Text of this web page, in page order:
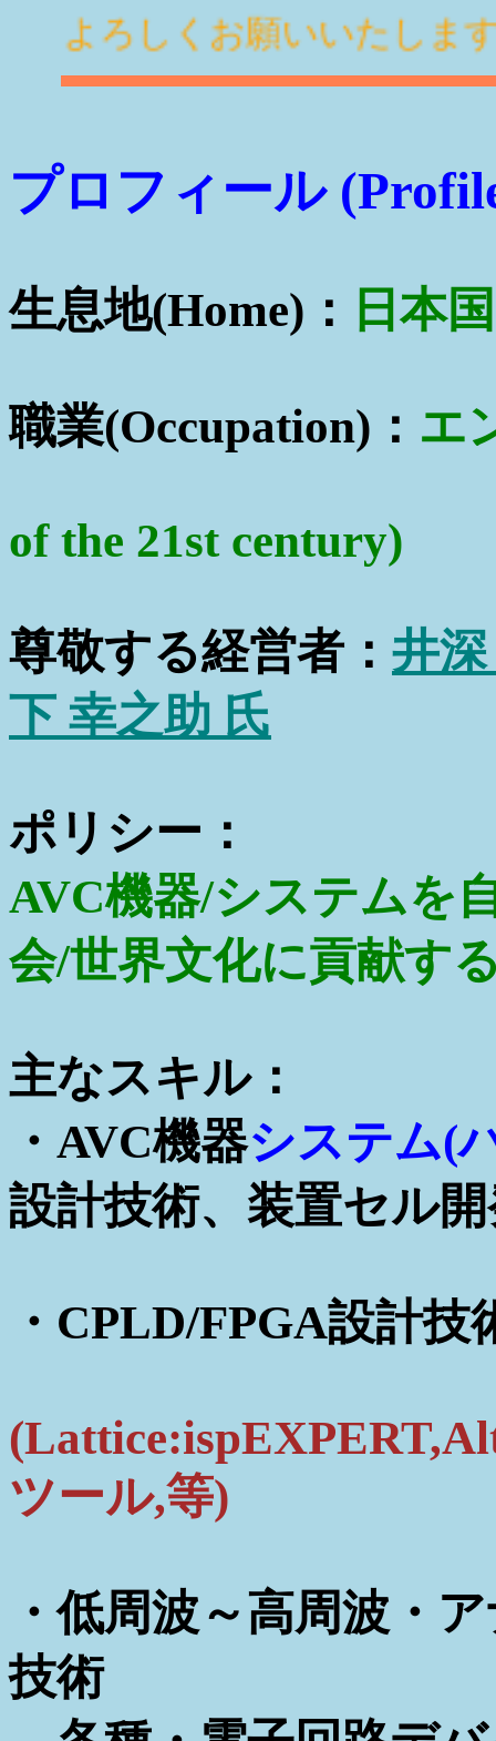
よろしくお願いいたします
プロフィール
生息地(Home)： 日本
職業(Occupation)： エ
of the 21st century)
尊敬する経営者： 井
下 幸之助 氏
ポリシー：
AVC機器/システムを
会/世界文化に貢献す
主なスキル：
・AVC機器システム(
設計技術、装置セル
・ CPLD/FPGA設計技
ツール,等)
・低周波～高周波・
技術